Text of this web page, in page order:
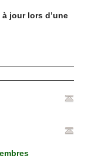
jour lors d’une